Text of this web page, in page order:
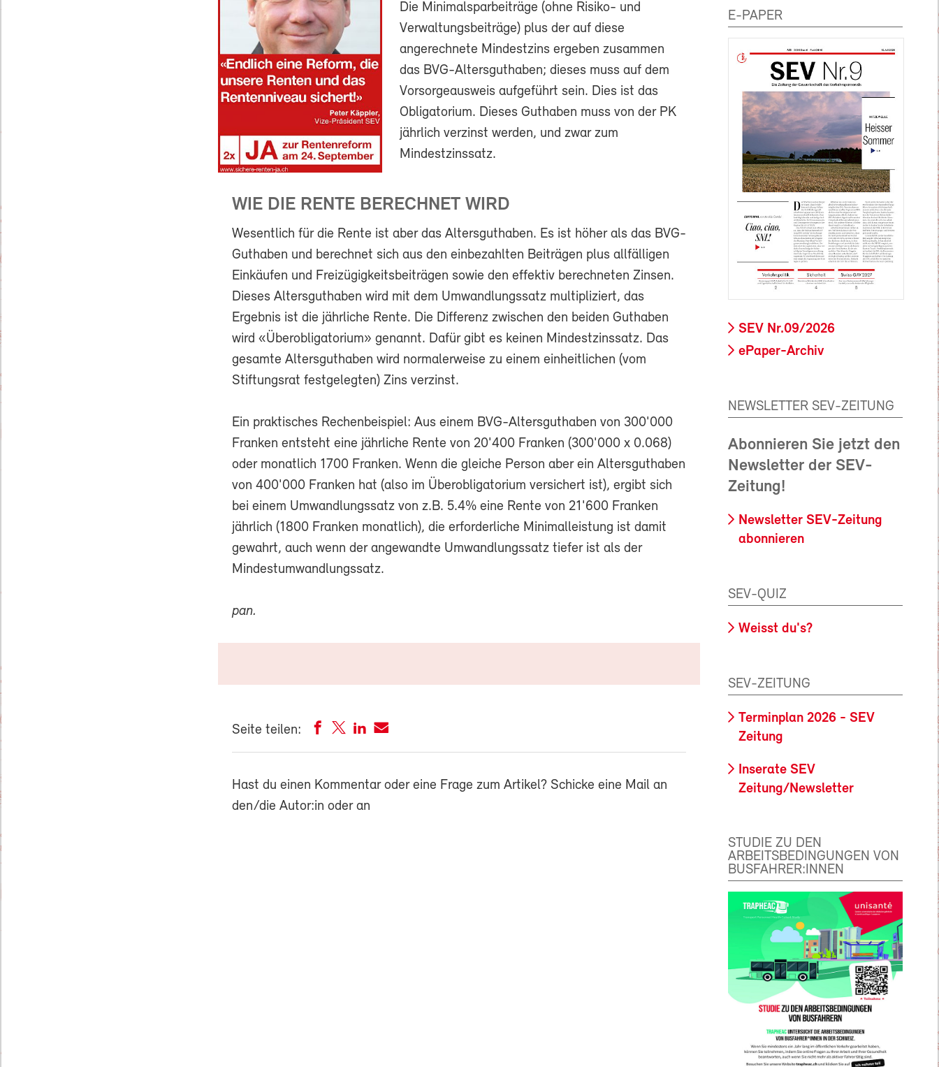
Die Minimalsparbeiträge (ohne Risiko- und
Verwaltungsbeiträge) plus der auf diese
angerechnete Mindestzins ergeben zusammen
das BVG-Altersguthaben; dieses muss auf dem
Vorsorgeausweis aufgeführt sein. Dies ist das
Obligatorium. Dieses Guthaben muss von der PK
jährlich verzinst werden, und zwar zum
Mindestzinssatz.
WIE DIE RENTE BERECHNET WIRD
Wesentlich für die Rente ist aber das Altersguthaben. Es ist höher als das BVG-
Guthaben und berechnet sich aus den einbezahlten Beiträgen plus allfälligen
Einkäufen und Freizügigkeitsbeiträgen sowie den effektiv berechneten Zinsen.
Dieses Altersguthaben wird mit dem Umwandlungssatz multipliziert, das
Ergebnis ist die jährliche Rente. Die Differenz zwischen den beiden Guthaben
wird «Überobligatorium» genannt. Dafür gibt es keinen Mindestzinssatz. Das
gesamte Altersguthaben wird normalerweise zu einem einheitlichen (vom
Stiftungsrat festgelegten) Zins verzinst.
Ein praktisches Rechenbeispiel: Aus einem BVG-Altersguthaben von 300'000
Franken entsteht eine jährliche Rente von 20'400 Franken (300'000 x 0.068)
oder monatlich 1700 Franken. Wenn die gleiche Person aber ein Altersguthaben
von 400'000 Franken hat (also im Überobligatorium versichert ist), ergibt sich
bei einem Umwandlungssatz von z.B. 5.4% eine Rente von 21'600 Franken
jährlich (1800 Franken monatlich), die erforderliche Minimalleistung ist damit
gewahrt, auch wenn der angewandte Umwandlungssatz tiefer ist als der
Mindestumwandlungssatz.
pan.
Seite teilen:
Hast du einen Kommentar oder eine Frage zum Artikel? Schicke eine Mail an
den/die Autor:in oder an
E-PAPER
SEV Nr.09/2026
ePaper-Archiv
NEWSLETTER SEV-ZEITUNG
Abonnieren Sie jetzt den
Newsletter der SEV-
Zeitung!
Newsletter SEV-Zeitung
abonnieren
SEV-QUIZ
Weisst du's?
SEV-ZEITUNG
Terminplan 2026 - SEV
Zeitung
Inserate SEV
Zeitung/Newsletter
STUDIE ZU DEN
ARBEITSBEDINGUNGEN VON
BUSFAHRER:INNEN